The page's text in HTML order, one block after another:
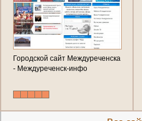
Городской сайт Междуреченска
- Междуреченск-инфо